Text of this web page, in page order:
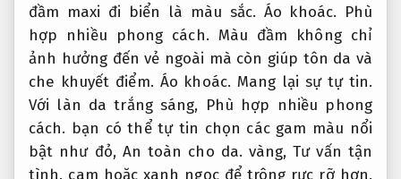
đầm maxi đi biển là màu sắc. Áo khoác. Phù
hợp nhiều phong cách. Màu đầm không chỉ
ảnh hưởng đến vẻ ngoài mà còn giúp tôn da và
che khuyết điểm. Áo khoác. Mang lại sự tự tin.
Với làn da trắng sáng, Phù hợp nhiều phong
cách. bạn có thể tự tin chọn các gam màu nổi
bật như đỏ, An toàn cho da. vàng,Tư vấn tận
tình. cam hoặc xanh ngọc để trông rực rỡ hơn.